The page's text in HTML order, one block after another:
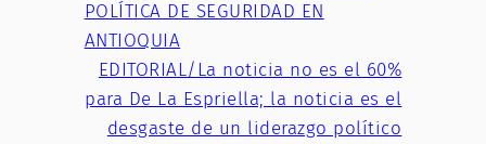
POLÍTICA DE SEGURIDAD EN
ANTIOQUIA
EDITORIAL/La noticia no es el 60%
para De La Espriella; la noticia es el
desgaste de un liderazgo político